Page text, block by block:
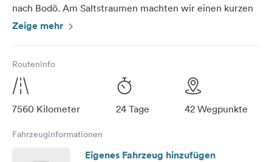
Facebook
Instagram
nach Bodö. Am Saltstraumen machten wir einen kurzen
halt, um die Gewaltige Strömung des Saltstraumen zu
Zeige mehr
Routeninfo
7560 Kilometer 24 Tage 42 Wegpunkte
Fahrzeuginformationen
Eigenes Fahrzeug hinzufügen